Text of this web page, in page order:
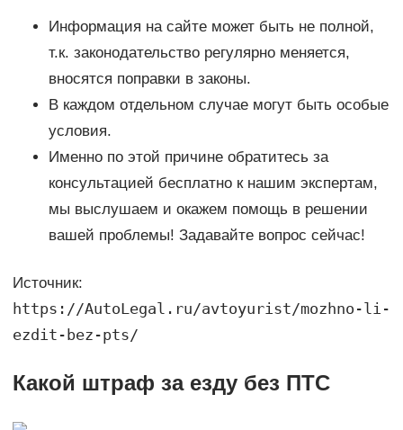
Информация на сайте может быть не полной,
т.к. законодательство регулярно меняется,
вносятся поправки в законы.
В каждом отдельном случае могут быть особые
условия.
Именно по этой причине обратитесь за
консультацией бесплатно к нашим экспертам,
мы выслушаем и окажем помощь в решении
вашей проблемы! Задавайте вопрос сейчас!
Источник:
https://AutoLegal.ru/avtoyurist/mozhno-li-
ezdit-bez-pts/
Какой штраф за езду без ПТС